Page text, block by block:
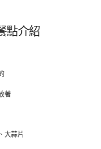
點介紹
著
大蒜片